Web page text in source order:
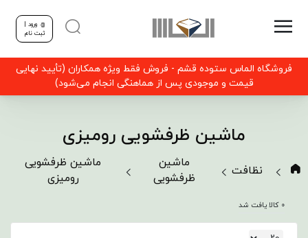
ورود |
ثبت نام
فروشگاه الماس ستوده قشم - فروش فقط ویژه همکاران (تأیید نهایی
قیمت و موجودی پس از هماهنگی انجام می‌شود)
ماشین ظرفشویی رومیزی
نظافت
ماشین
ظرفشویی
ماشین ظرفشویی
رومیزی
0 کالا یافت شد